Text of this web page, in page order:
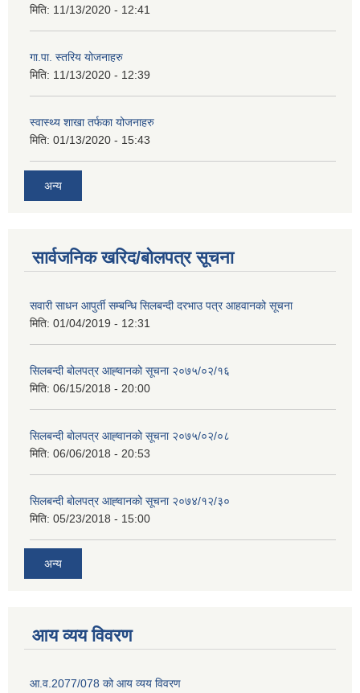
मिति: 11/13/2020 - 12:41
गा.पा. स्तरिय योजनाहरु
मिति: 11/13/2020 - 12:39
स्वास्थ्य शाखा तर्फका योजनाहरु
मिति: 01/13/2020 - 15:43
अन्य
सार्वजनिक खरिद/बोलपत्र सूचना
सवारी साधन आपुर्ती सम्बन्धि सिलबन्दी दरभाउ पत्र आहवानको सूचना
मिति: 01/04/2019 - 12:31
सिलबन्दी बोलपत्र आह्‍वानको सूचना २०७५/०२/१६
मिति: 06/15/2018 - 20:00
सिलबन्दी बोलपत्र आह्‍वानको सूचना २०७५/०२/०८
मिति: 06/06/2018 - 20:53
सिलबन्दी बोलपत्र आह्‍वानको सूचना २०७४/१२/३०
मिति: 05/23/2018 - 15:00
अन्य
आय व्यय विवरण
आ.व.2077/078 को आय व्यय विवरण